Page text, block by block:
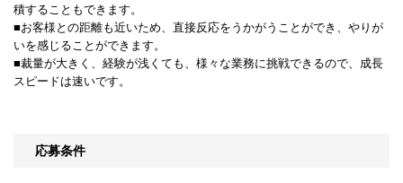
積することもできます。
■お客様との距離も近いため、直接反応をうかがうことができ、やりが
いを感じることができます。
■裁量が大きく、経験が浅くても、様々な業務に挑戦できるので、成長
スピードは速いです。
応募条件